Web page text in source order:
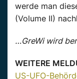
werde man
(Volume II)
…GreWi wird
WEITERE
US-UFO-